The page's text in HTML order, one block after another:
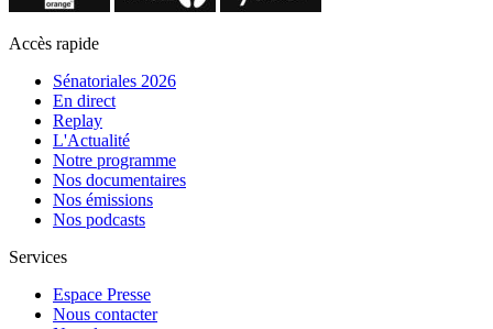
Accès rapide
Sénatoriales 2026
En direct
Replay
L'Actualité
Notre programme
Nos documentaires
Nos émissions
Nos podcasts
Services
Espace Presse
Nous contacter